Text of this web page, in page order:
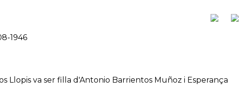
1946
Llopis va ser filla d'Antonio Barrientos Muñoz i Esperança